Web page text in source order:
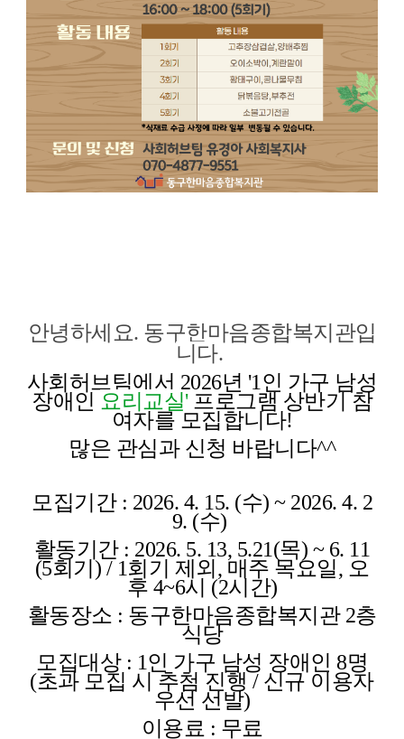
안녕하세요. 동구한마음종합복지관입
니다.
사회허브팀에서 2026년 '1인 가구 남성
장애인 요리 교실'프로그램 상반기 참
여자를 모집합니다!
많은 관심과 신청 바랍니다^^
모집기간 : 2026. 4. 15. (수) ~ 2026. 4. 2
9. (수)
활동기간 : 2026. 5. 13, 5.21(목) ~ 6. 11
(5회기) / 1회기 제외, 매주 목요일, 오
후 4~6시 (2시간)
활동장소 : 동구한마음종합복지관 2층
식당
모집대상 : 1인 가구 남성 장애인 8명
(초과 모집 시 추첨 진행 / 신규 이용자
우선 선발)
이용료 : 무료